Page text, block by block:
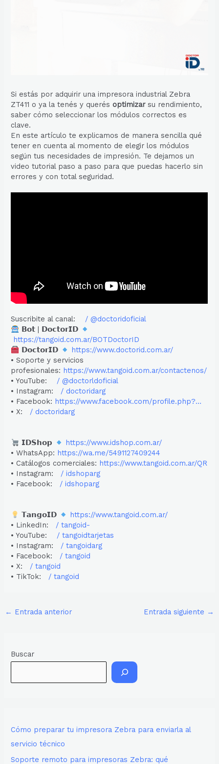
Si estás por adquirir una impresora industrial Zebra
ZT411 o ya la tenés y querésoptimizarsu rendimiento,
saber cómo seleccionar los módulos correctos es
clave.
En este artículo te explicamos de manera sencilla qué
tener en cuenta al momento de elegir los módulos
según tus necesidades de impresión. Te dejamos un
video tutorial paso a paso para que puedas hacerlo sin
errores y con total seguridad.
Suscribite al canal:
/ @doctoridoficial
𝗕𝗼𝘁 | 𝗗𝗼𝗰𝘁𝗼𝗿𝗜𝗗
https://tangoid.com.ar/BOTDoctorID
𝗗𝗼𝗰𝘁𝗼𝗿𝗜𝗗
https://www.doctorid.com.ar/
• Soporte y servicios
profesionales: https://www.tangoid.com.ar/contactenos/
• YouTube:
/ @doctorldoficial
• Instagram:
/ doctoridarg
• Facebook: https://www.facebook.com/profile.php?…
• X:
/ doctoridarg
𝗜𝗗𝗦𝗵𝗼𝗽
https://www.idshop.com.ar/
• WhatsApp: https://wa.me/5491127409244
• Catálogos comerciales: https://www.tangoid.com.ar/QR
• Instagram:
/ idshoparg
• Facebook:
/ idshoparg
𝗧𝗮𝗻𝗴𝗼𝗜𝗗
https://www.tangoid.com.ar/
• LinkedIn:
/ tangoid-
• YouTube:
/ tangoidtarjetas
• Instagram:
/ tangoidarg
• Facebook:
/ tangoid
• X:
/ tangoid
• TikTok:
/ tangoid
← Entrada anterior Entrada siguiente →
Buscar
Cómo preparar tu impresora Zebra para enviarla al
servicio técnico
Soporte remoto para impresoras Zebra: qué